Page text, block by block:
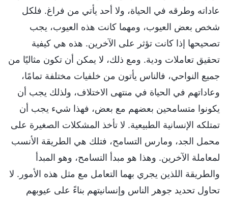
عاداته وطرقه في الحياة، ولا أحد يأتي من فراغ. فلكل
شخص بعض العيوب، ومهما كانت هذه العيوب، يجب
تصحيحها إذا كانت تؤثر على الآخرين. هذه هي كيفية
تحقيق تعاملات ودية. ومع ذلك، لا يمكن أن تكون مثاليًا من
جميع النواحي، فالناس يأتون من خلفيات مختلفة تمامًا،
وعاداتهم في الحياة في منتهى الاختلاف، ولذلك يجب أن
يكونوا متسامحين بعضهم مع بعض، فهذا شيء يجب أن
تمتلكه الإنسانية الطبيعية. لا تأخذ المشكلات الصغيرة على
محمل الجد، ومارس التسامح، فتلك هي الطريقة الأنسب
لمعاملة الآخرين. وهذا هو مبدأ التسامح، وهو المبدأ
والطريقة اللذين يجري بهما التعامل مع مثل هذه الأمور. لا
تحاول تحديد جوهر الناس وإنسانيتهم بناءً على عيوبهم